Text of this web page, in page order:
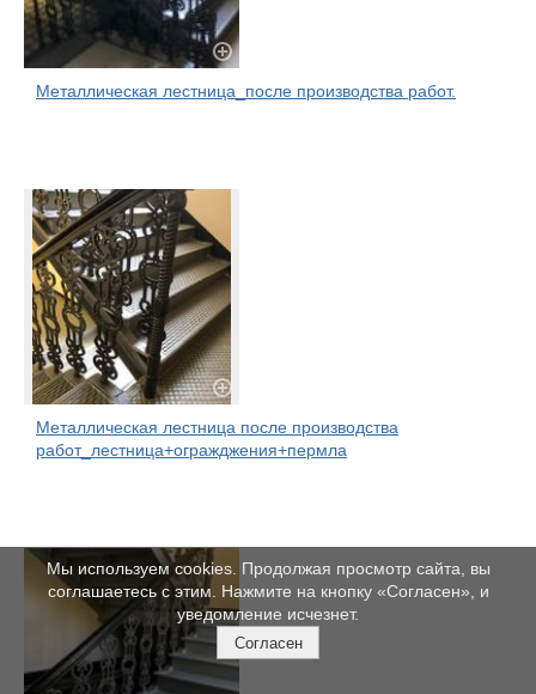
Металлическая лестница_после производства работ.
Металлическая лестница после производства
работ_лестница+огражджения+пермла
Мы используем cookies. Продолжая просмотр сайта, вы
соглашаетесь с этим. Нажмите на кнопку «Согласен», и
уведомление исчезнет.
Согласен